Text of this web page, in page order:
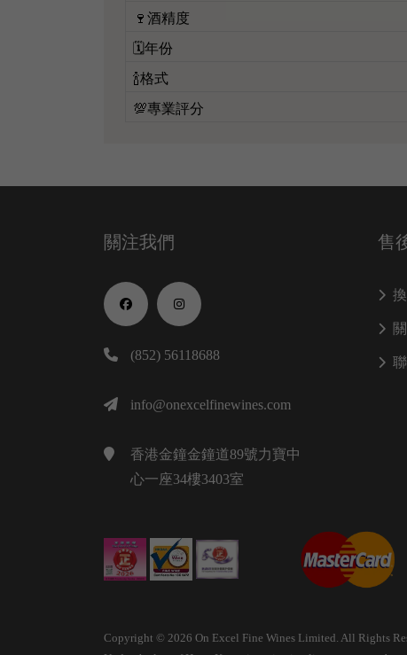
🍷酒精度
🗓️年份
🍾格式
💯專業評分
關注我們
(852) 56118688
info@onexcelfinewines.com
香港金鐘金鐘道89號力寶中
心一座34樓3403室
售
Copyright © 2026 On Excel Fine Wines Limited. All Rights